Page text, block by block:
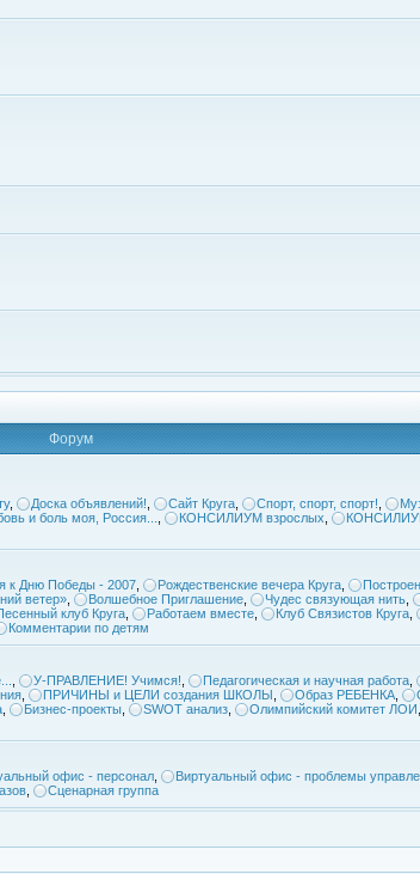
Форум
, Доска объявлений! Сайт Круга Спорт, спорт, спорт!
и боль моя, Россия... КОНСИЛИУМ взрослых
к Дню Победы - 2007 Рождественские вечера Круга
ветер» Волшебное Приглашение Чудес связующая нить
клуб Круга Работаем вместе Клуб Связистов Круга
Комментарии по детям
У-ПРАВЛЕНИЕ! Учимся! Педагогическая и научная работа
ПРИЧИНЫ и ЦЕЛИ создания ШКОЛЫ Образ РЕБЕНКА
Бизнес-проекты SWOT анализ Олимпийский комитет ЛОИ
офис - персонал Виртуальный офис - проблемы
Сценарная группа